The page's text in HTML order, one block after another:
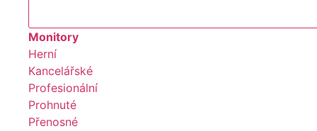
Monitory
Herní
Kancelářské
Profesionální
Prohnuté
Přenosné